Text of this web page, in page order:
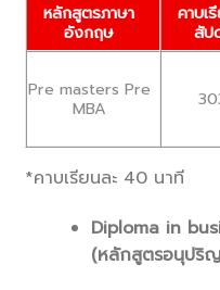
หลักสูตรภาษา
อังกฤษ
คาบเ
สัป
Pre masters Pre
MBA
*คาบเรียนละ 40 นาที
Diploma in
(หลักสูตรอนุปริ